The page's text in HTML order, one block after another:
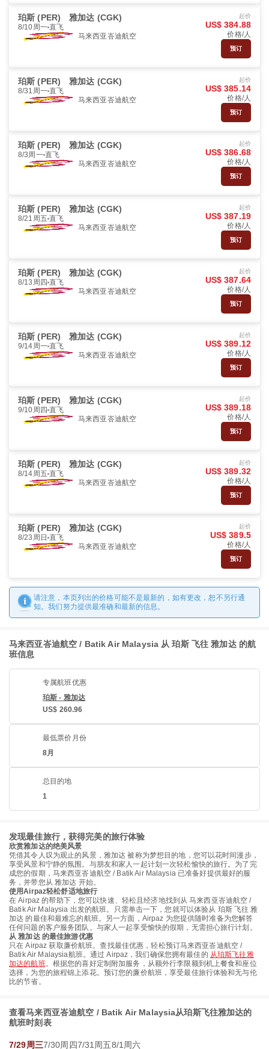
珀斯 (PER) 雅加达 (CGK)
8/10周一 直飞
马来西亚峇迪航空
起价
US$ 384.88
价格/人
预订
珀斯 (PER) 雅加达 (CGK)
8/31周一 直飞
马来西亚峇迪航空
起价
US$ 385.14
价格/人
预订
珀斯 (PER) 雅加达 (CGK)
8/3周一 直飞
马来西亚峇迪航空
起价
US$ 386.68
价格/人
预订
珀斯 (PER) 雅加达 (CGK)
8/21周五 直飞
马来西亚峇迪航空
起价
US$ 387.19
价格/人
预订
珀斯 (PER) 雅加达 (CGK)
8/13周四 直飞
马来西亚峇迪航空
起价
US$ 387.64
价格/人
预订
珀斯 (PER) 雅加达 (CGK)
9/14周一 直飞
马来西亚峇迪航空
起价
US$ 389.12
价格/人
预订
珀斯 (PER) 雅加达 (CGK)
9/10周四 直飞
马来西亚峇迪航空
起价
US$ 389.18
价格/人
预订
珀斯 (PER) 雅加达 (CGK)
8/14周五 直飞
马来西亚峇迪航空
起价
US$ 389.32
价格/人
预订
珀斯 (PER) 雅加达 (CGK)
8/23周日 直飞
马来西亚峇迪航空
起价
US$ 389.5
价格/人
预订
请注意，本页列出的价格可能不是最新的，如有更改，恕不另行通
知。我们努力提供最准确和最新的信息。
马来西亚峇迪航空 / Batik Air Malaysia 从 珀斯 飞往 雅加达 的航
班信息
专属航班优惠
珀斯 - 雅加达
US$ 260.96
最低票价月份
8月
总目的地
1
发现最佳旅行，获得完美的旅行体验
欣赏雅加达的绝美风景
凭借其令人叹为观止的风景，雅加达 被称为梦想目的地，您可以花时间漫步，
享受风景和宁静的氛围。与朋友和家人一起计划一次轻松愉快的旅行。为了完
成您的假期，马来西亚峇迪航空 / Batik Air Malaysia 已准备好提供最好的服
务，并带您从 雅加达 开始。
使用Airpaz轻松舒适地旅行
在 Airpaz 的帮助下，您可以快速、轻松且经济地找到从 马来西亚峇迪航空 /
Batik Air Malaysia 出发的航班。只需单击一下，您就可以体验从 珀斯 飞往 雅
加达 的最佳和最难忘的航班。另一方面，Airpaz 为您提供随时准备为您解答
任何问题的客户服务团队。与家人一起享受愉快的假期，无需担心旅行计划。
从 雅加达 的最佳旅游优惠
只在 Airpaz 获取廉价航班。查找最佳优惠，轻松预订马来西亚峇迪航空 /
Batik Air Malaysia航班。通过 Airpaz，我们确保您拥有最佳的 从珀斯飞往雅
加达的航班。根据您的喜好定制附加服务，从额外行李限额到机上餐食和座位
选择，为您的旅程锦上添花。预订您的廉价航班，享受最佳旅行体验和无与伦
比的节省。
查看马来西亚峇迪航空 / Batik Air Malaysia从珀斯飞往雅加达的
航班时刻表
7/29周三7/30周四7/31周五8/1周六